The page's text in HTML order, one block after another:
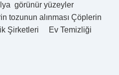
görünür yüzeyler
tozunun alınması Çöplerin
Şirketleri Ev Temizliği
Şirketi
Temizlik